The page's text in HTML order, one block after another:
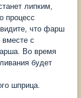
липким,
процесс
что фарш
вместе с
Во время
будет
шприца.